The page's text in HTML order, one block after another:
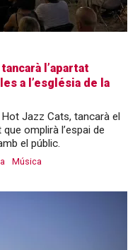
l’apartat
a l’església de la
Jazz Cats, tancarà el
omplirà l’espai de
el públic.
Música